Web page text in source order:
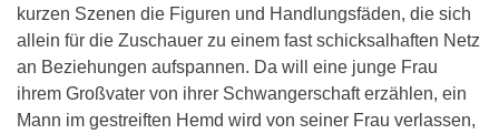
kurzen Szenen die Figuren und Handlungsfäden, die sich
allein für die Zuschauer zu einem fast schicksalhaften Netz
an Beziehungen aufspannen. Da will eine junge Frau
ihrem Großvater von ihrer Schwangerschaft erzählen, ein
Mann im gestreiften Hemd wird von seiner Frau verlassen,